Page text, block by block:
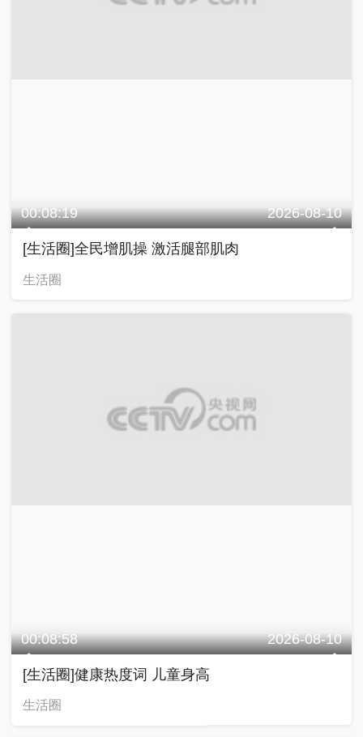
00:08:19 2026-08-10
[生活圈]全民增肌操 激活腿部肌肉
生活圈
00:08:58 2026-08-10
[生活圈]健康热度词 儿童身高
生活圈